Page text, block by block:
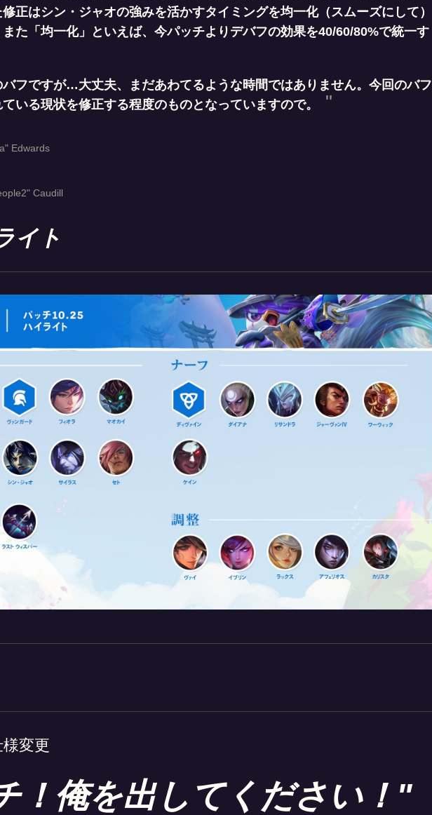
正はシン・ジャオの強みを活かすタイミングを均一化（スムーズにして）
た「均一化」といえば、今パッチよりデバフの効果を40/60/80%で統一す
フですが…大丈夫、まだあわてるような時間ではありません。今回のバフ
いる現状を修正する程度のものとなっていますので。
Edwards
Caudill
イト
変更
！俺を出してください！"